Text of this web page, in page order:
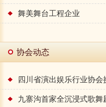
四川省演出娱乐行业协
《关于举办2026演出经
舞美舞台工程企业
协会动态
四川省演出娱乐行业协
九寨沟首家全沉浸式歌